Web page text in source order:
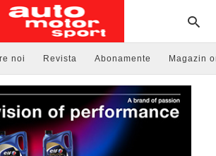
noi Revista Abonamente Magazin